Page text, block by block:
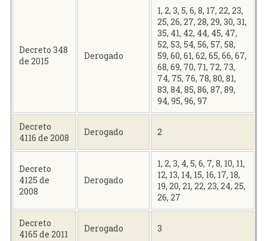
Decreto 348
de 2015
Derogado
1, 2, 3, 5, 6, 8, 17, 22, 23,
25, 26, 27, 28, 29, 30, 31,
35, 41, 42, 44, 45, 47,
52, 53, 54, 56, 57, 58,
59, 60, 61, 62, 65, 66, 67,
68, 69, 70, 71, 72, 73,
74, 75, 76, 78, 80, 81,
83, 84, 85, 86, 87, 89,
94, 95, 96, 97
Decreto
4116 de 2008
Derogado 2
Decreto
4125 de
2008
Derogado
1, 2, 3, 4, 5, 6, 7, 8, 10, 11,
12, 13, 14, 15, 16, 17, 18,
19, 20, 21, 22, 23, 24, 25,
26, 27
Decreto
4165 de 2011
Derogado 3